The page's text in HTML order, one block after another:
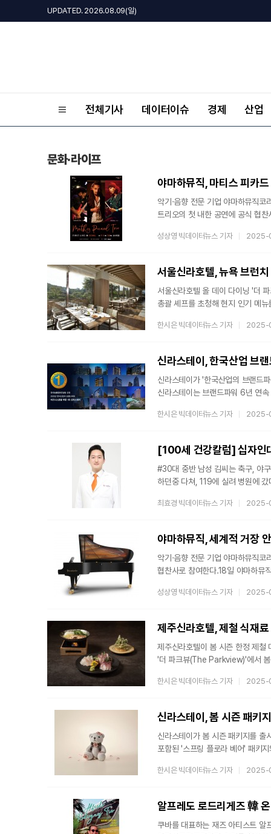
UPDATED. 2026.08.09(일)
전체기사 데이터이슈 경제 산업
문화·라이프
야마하뮤직, 마티스 피카
악기·음향 전문 기업 야마하뮤직
트리오의 첫 내한 공연에 공식 협
피아니스트 중 한 명으로 평가받는
음악과 문화를 자연스럽게 습득
성상영 빅데이터뉴스 기자 2025-
서울신라호텔, 뉴욕 브런
서울신라호텔 올 데이 다이닝 '더
총괄 셰프를 초청해 현지 인기 메
에그의 총괄 셰프 '에반 핸콜
에그' 레스토랑은 2005년 뉴욕 브
한시은 빅데이터뉴스 기자 2025-
신라스테이, 한국산업 브
신라스테이가 '한국산업의 브랜드
신라스테이는 브랜드파워 6년 연
할인 혜택을 제공한다. △객실(1박
대상으로 브랜드 인지도와 충성
3000여명의 소비자 대상
한시은 빅데이터뉴스 기자 2025-
[100세 건강칼럼] 십자인
#30대 중반 남성 김씨는 축구, 야
하던중 다쳐, 119에 실려 병원에
'타가건 수술'로 나뉜다. 먼저 자가
것이다 보니 거부반응이 없다. 다
최효경 빅데이터뉴스 기자 2025-
야마하뮤직, 세계적 거장
악기·음향 전문 기업 야마하뮤직
협찬사로 참여한다.18일 야마하뮤
개최될 예정이다.안드라스 쉬프는
왕성한 연주를 펼쳐 왔다.안드라
성상영 빅데이터뉴스 기자 2025-
제주신라호텔, 제철 식재
제주신라호텔이 봄 시즌 한정 제철
'더 파크뷰(The Parkview)'에서 봄
제주의 제철 생선인 아홉동가리,
제주신라호텔 셰프가 엄선한 제
한시은 빅데이터뉴스 기자 2025-
신라스테이, 봄 시즌 패키
신라스테이가 봄 시즌 패키지를 출
포함된 '스프링 플로라 베어' 패키
달맞이길 △울산의 장생옛길 등 벚
한정으로 제작된 플로라 베어 키링
한시은 빅데이터뉴스 기자 2025-
알프레도 로드리게즈 韓
쿠바를 대표하는 재즈 아티스트 알